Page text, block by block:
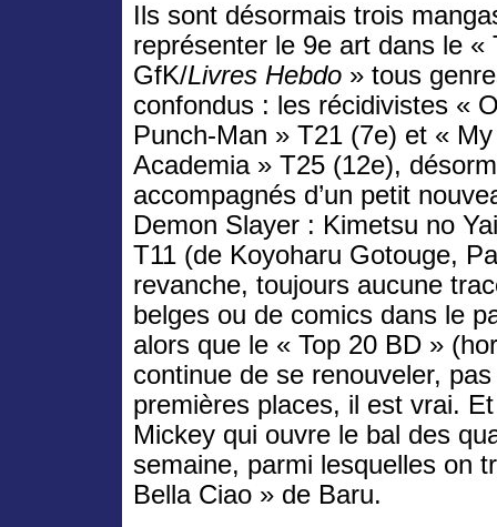
Ils sont désormais trois
représenter le 9e art dans le «
GfK/Livres Hebdo » tous
confondus : les récidivistes «
Punch-Man » T21 (7e) et «
Academia » T25 (12e),
accompagnés d’un petit
Demon Slayer : Kimetsu no
T11 (de Koyoharu Gotouge,
revanche, toujours aucune
belges ou de comics dans le
alors que le « Top 20 BD »
continue de se renouveler,
premières places, il est vrai.
Mickey qui ouvre le bal des
semaine, parmi lesquelles on
Bella Ciao » de Baru.